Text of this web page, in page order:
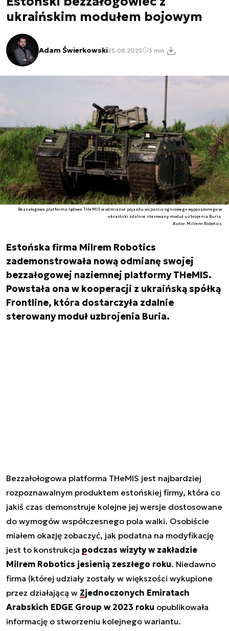
ukraińskim modułem bojowym
Adam Świerkowski25.08.2025 3 min.
Bezzałogowa platforma lądowa THeMIS w odmianie pojazdu wsparcia ogniowego wyposażonego w
ukraiński zdalnie sterowany moduł uzbrojenia Buria.
Autor. Milrem Robotics
Estońska firma Milrem Robotics
zademonstrowała nową odmianę swojej
bezzałogowej naziemnej platformy THeMIS.
Powstała ona w kooperacji z ukraińską spółką
Frontline, która dostarczyła zdalnie
sterowany moduł uzbrojenia Buria.
Bezzałołogowa platforma THeMIS jest najbardziej
rozpoznawalnym produktem estońskiej firmy, która co
jakiś czas demonstruje kolejne jej wersje dostosowane
do wymogów współczesnego pola walki. Osobiście
miałem okazję zobaczyć, jak podatna na modyfikację
jest to konstrukcja podczas wizyty w zakładzie
Milrem Robotics jesienią zeszłego roku. Niedawno
firma (której udziały zostały w większości wykupione
przez działającą w Zjednoczonych Emiratach
Arabskich EDGE Group w 2023 roku opublikowała
informację o stworzeniu kolejnego wariantu.